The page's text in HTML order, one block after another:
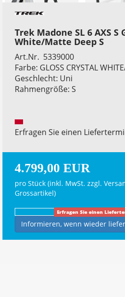
Trek Madone SL 6 AXS S
White/Matte Deep S
Art.Nr. 5339000
Farbe: GLOSS CRYSTAL
Geschlecht: Uni
Rahmengröße: S
Erfragen Sie einen
4.799,00 EUR
pro Stück (inkl. MwSt. zzgl.
Grossartikel)
Erfragen Sie einen
Informieren, wenn wieder